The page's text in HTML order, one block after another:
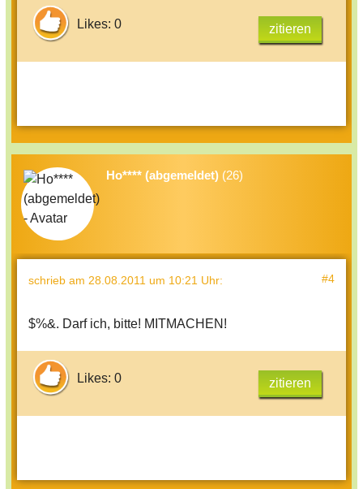
Likes: 0 zitieren
Ho**** (abgemeldet) (26)
schrieb am 28.08.2011 um 10:21 Uhr: #4
$%&. Darf ich, bitte! MITMACHEN!
Likes: 0 zitieren